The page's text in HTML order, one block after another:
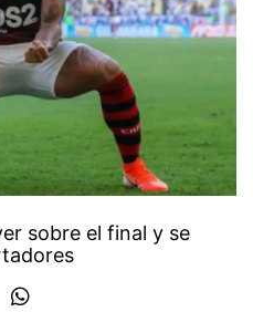
sobre el final y se